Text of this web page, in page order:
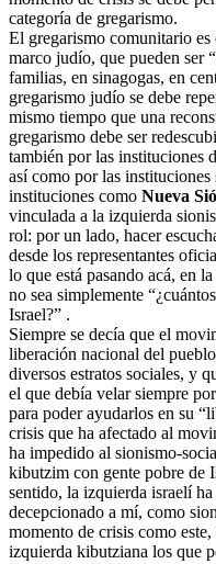
categoría de gregarismo.
El gregarismo comunitario es
marco judío, que pueden ser
familias, en sinagogas, en
gregarismo judío se debe
mismo tiempo que una
gregarismo debe ser
también por las instituciones
así como por las
instituciones como Nueva
vinculada a la izquierda
rol: por un lado, hacer
desde los representantes
lo que está pasando acá, en
no sea simplemente
Israel?” .
Siempre se decía que el
liberación nacional del
diversos estratos sociales, y
el que debía velar siempre
para poder ayudarlos en su
crisis que ha afectado al
ha impedido al sionismo-
kibutzim con gente pobre de
sentido, la izquierda israelí
decepcionado a mí, como
momento de crisis como
izquierda kibutziana los que